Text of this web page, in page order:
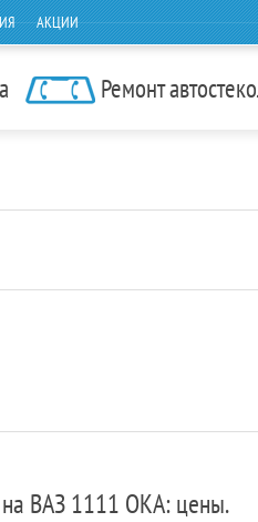
АКЦИИ
Ремонт
на ВАЗ 1111 ОКА: цены.